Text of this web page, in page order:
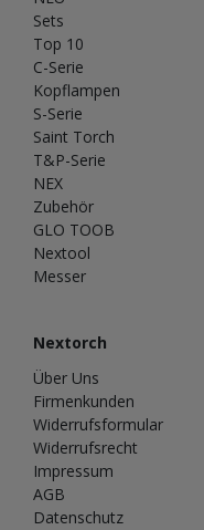
Sets
Top 10
C-Serie
Kopflampen
S-Serie
Saint Torch
T&P-Serie
NEX
Zubehör
GLO TOOB
Nextool
Messer
Nextorch
Über Uns
Firmenkunden
Widerrufsformular
Widerrufsrecht
Impressum
AGB
Datenschutz